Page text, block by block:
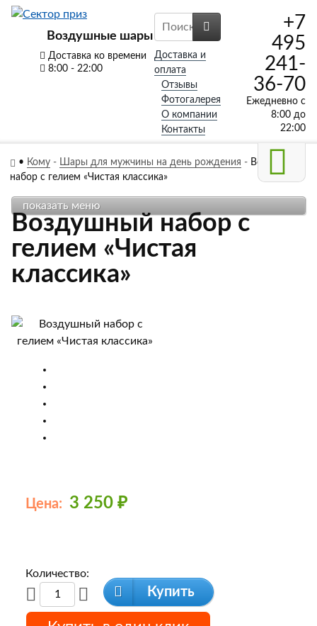
Воздушные шары
Доставка ко времени
8:00 - 22:00
Доставка и
оплата
Отзывы
Фотогалерея
О компании
Контакты
+7
495
241-
36-70
Ежедневно с
8:00 до
22:00
• Кому- Шары для мужчины на день рождения - Воздушный
набор с гелием «Чистая классика»
Воздушный набор с
гелием «Чистая
классика»
Цена: 3 250 ₽
Количество:
Купить
показать меню